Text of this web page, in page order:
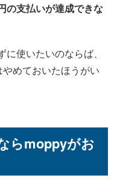
の支払いが達成できな
使いたいのならば、
めておいたほうがい
らmoppyがお